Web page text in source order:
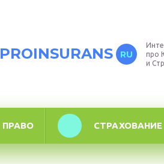
PROINSURANS RU
про
и
ПРАВО СТРАХОВАНИЕ